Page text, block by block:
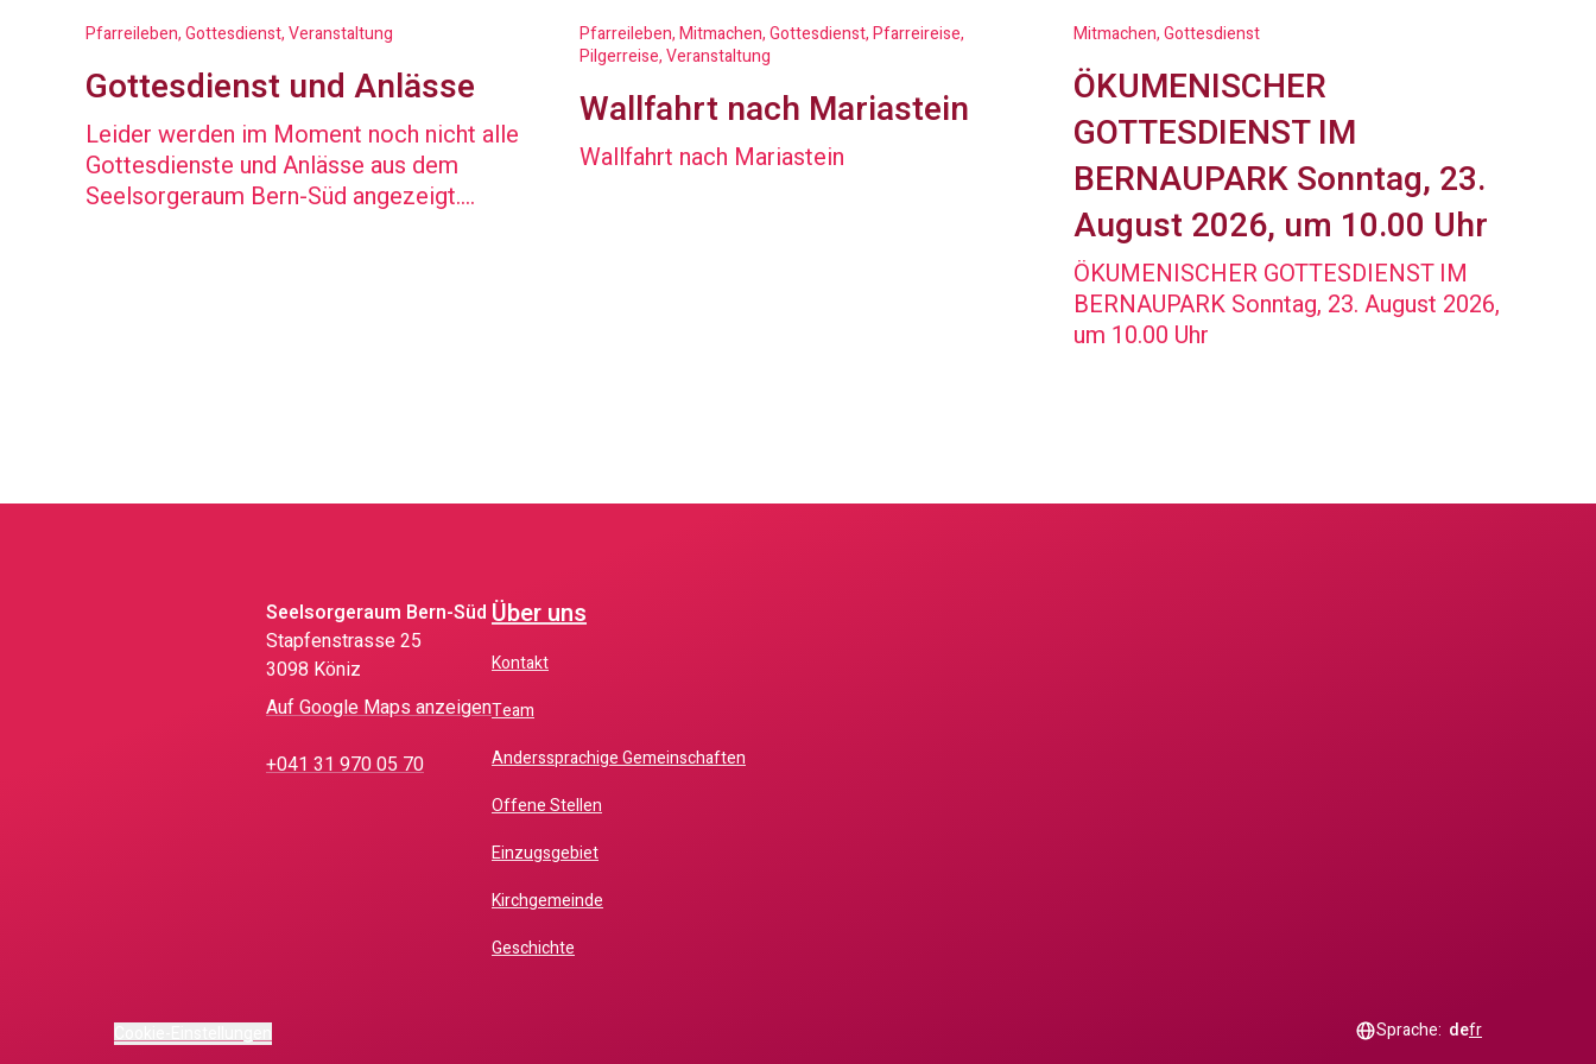
Pfarreileben, Gottesdienst, Veranstaltung
Gottesdienst und Anlässe
Leider werden im Moment noch nicht alle
Gottesdienste und Anlässe aus dem
Seelsorgeraum Bern-Süd angezeigt.
Pfarreileben, Mitmachen, Gottesdienst, Pfarreireise,
Pilgerreise, Veranstaltung
Wallfahrt nach Mariastein
Wallfahrt nach Mariastein
Mitmachen, Gottesdienst
ÖKUMENISCHER
GOTTESDIENST IM
BERNAUPARK Sonntag, 23.
August 2026, um 10.00 Uhr
ÖKUMENISCHER GOTTESDIENST IM
BERNAUPARK Sonntag, 23. August 2026,
um 10.00 Uhr
Seelsorgeraum Bern-Süd
Stapfenstrasse 25
3098 Köniz
Auf Google Maps anzeigen
+041 31 970 05 70
Über uns
Kontakt
Team
Anderssprachige Gemeinschaften
Offene Stellen
Einzugsgebiet
Kirchgemeinde
Geschichte
Sprache: defr